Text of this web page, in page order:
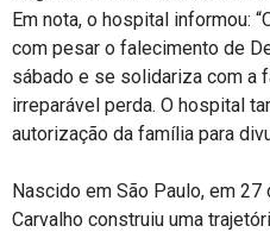
Em nota, o hospital informou:
com pesar o falecimento de
sábado e se solidariza com a
irreparável perda. O hospital
autorização da família para
Nascido em São Paulo, em
Carvalho construiu uma